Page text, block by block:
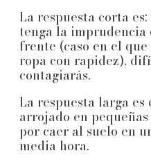
La respuesta corta
tenga la
frente (caso en el
ropa con rapidez),
contagiarás.
La respuesta larga es
arrojado en
por caer al suelo en
media hora.